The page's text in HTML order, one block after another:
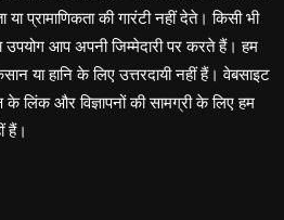
या प्रामाणिकता की गारंटी नहीं देते। किसी भी
उपयोग आप अपनी जिम्मेदारी पर करते हैं। हम
या हानि के लिए उत्तरदायी नहीं हैं। वेबसाइट
के लिंक और विज्ञापनों की सामग्री के लिए हम
हैं।